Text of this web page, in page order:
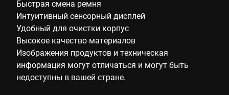
Быстрая смена ремня
Интуитивный сенсорный дисплей
Удобный для очистки корпус
Высокое качество материалов
Изображения продуктов и техническая
информация могут отличаться и могут быть
недоступны в вашей стране.